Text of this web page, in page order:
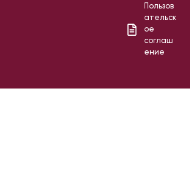
Пользов
ательск
ое
соглаш
ение